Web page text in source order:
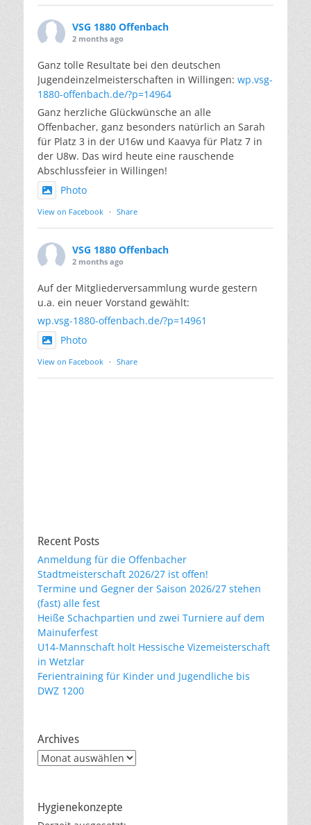
VSG 1880 Offenbach
2 months ago
Ganz tolle Resultate bei den deutschen
Jugendeinzelmeisterschaften in Willingen: wp.vsg-
1880-offenbach.de/?p=14964
Ganz herzliche Glückwünsche an alle
Offenbacher, ganz besonders natürlich an Sarah
für Platz 3 in der U16w und Kaavya für Platz 7 in
der U8w. Das wird heute eine rauschende
Abschlussfeier in Willingen!
Photo
View on Facebook · Share
VSG 1880 Offenbach
2 months ago
Auf der Mitgliederversammlung wurde gestern
u.a. ein neuer Vorstand gewählt:
wp.vsg-1880-offenbach.de/?p=14961
Photo
View on Facebook · Share
Recent Posts
Anmeldung für die Offenbacher
Stadtmeisterschaft 2026/27 ist offen!
Termine und Gegner der Saison 2026/27 stehen
(fast) alle fest
Heiße Schachpartien und zwei Turniere auf dem
Mainuferfest
U14-Mannschaft holt Hessische Vizemeisterschaft
in Wetzlar
Ferientraining für Kinder und Jugendliche bis
DWZ 1200
Archives
Archives
Hygienekonzepte